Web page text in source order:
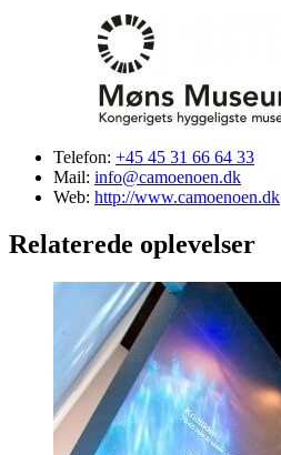
Telefon: +45 45 31 66 64 33
Mail: info@camoenoen.dk
Web: http://www.camoenoen.dk
Relaterede oplevelser